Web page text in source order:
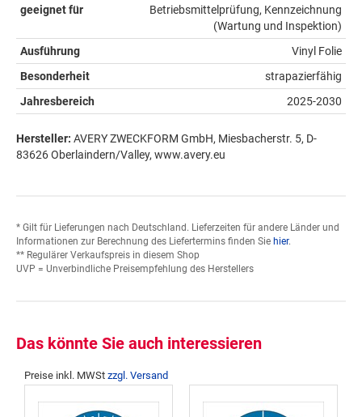
geeignet für
Betriebsmittelprüfung, Kennzeichnung
(Wartung und Inspektion)
Ausführung
Vinyl Folie
Besonderheit
strapazierfähig
Jahresbereich
2025-2030
Hersteller: AVERY ZWECKFORM GmbH, Miesbacherstr. 5, D-
83626 Oberlaindern/Valley, www.avery.eu
* Gilt für Lieferungen nach Deutschland. Lieferzeiten für andere Länder und
Informationen zur Berechnung des Liefertermins finden Sie hier.
** Regulärer Verkaufspreis in diesem Shop
UVP = Unverbindliche Preisempfehlung des Herstellers
Das könnte Sie auch interessieren
Preise inkl. MWSt zzgl. Versand